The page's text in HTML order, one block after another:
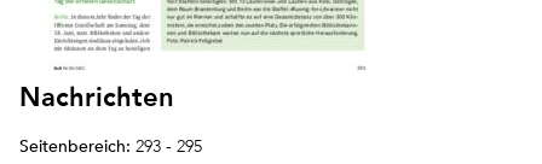
Nachrichten
Seitenbereich: 293 - 295